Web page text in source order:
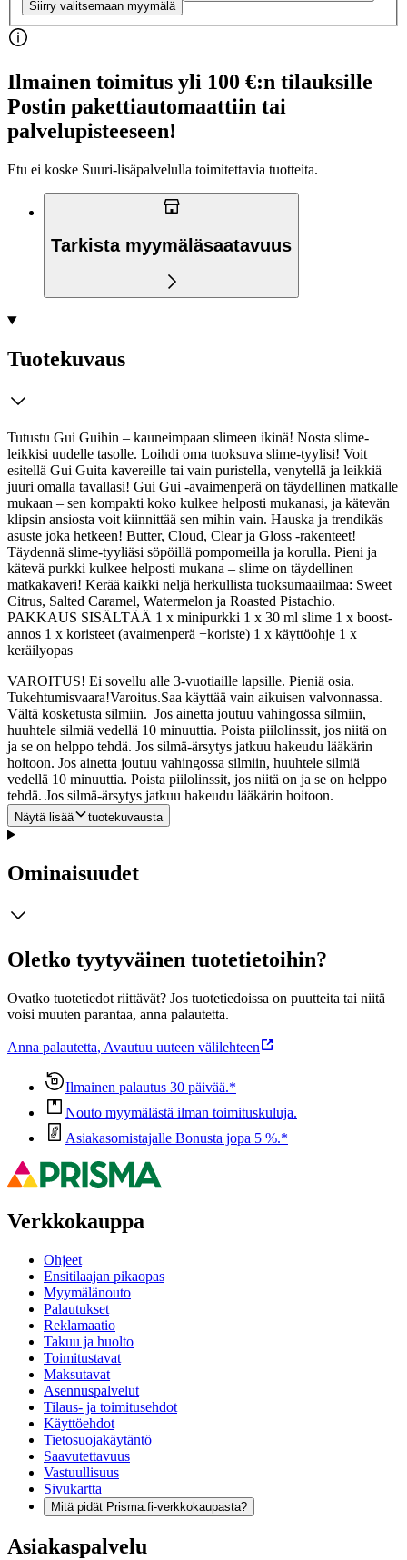
Siirry valitsemaan myymälä
Ilmainen toimitus yli 100 €:n tilauksille
Postin pakettiautomaattiin tai
palvelupisteeseen!
Etu ei koske Suuri‑lisäpalvelulla toimitettavia tuotteita.
Tarkista myymäläsaatavuus
Tuotekuvaus
Tutustu Gui Guihin – kauneimpaan slimeen ikinä! Nosta slime-
leikkisi uudelle tasolle. Loihdi oma tuoksuva slime-tyylisi! Voit
esitellä Gui Guita kavereille tai vain puristella, venytellä ja leikkiä
juuri omalla tavallasi! Gui Gui -avaimenperä on täydellinen matkalle
mukaan – sen kompakti koko kulkee helposti mukanasi, ja kätevän
klipsin ansiosta voit kiinnittää sen mihin vain. Hauska ja trendikäs
asuste joka hetkeen! Butter, Cloud, Clear ja Gloss -rakenteet!
Täydennä slime-tyyliäsi söpöillä pompomeilla ja korulla. Pieni ja
kätevä purkki kulkee helposti mukana – slime on täydellinen
matkakaveri! Kerää kaikki neljä herkullista tuoksumaailmaa: Sweet
Citrus, Salted Caramel, Watermelon ja Roasted Pistachio.
PAKKAUS SISÄLTÄÄ 1 x minipurkki 1 x 30 ml slime 1 x boost-
annos 1 x koristeet (avaimenperä +koriste) 1 x käyttöohje 1 x
keräilyopas
VAROITUS! Ei sovellu alle 3-vuotiaille lapsille. Pieniä osia.
Tukehtumisvaara!Varoitus.Saa käyttää vain aikuisen valvonnassa.
Vältä kosketusta silmiin. Jos ainetta joutuu vahingossa silmiin,
huuhtele silmiä vedellä 10 minuuttia. Poista piilolinssit, jos niitä on
ja se on helppo tehdä. Jos silmä-ärsytys jatkuu hakeudu lääkärin
hoitoon. Jos ainetta joutuu vahingossa silmiin, huuhtele silmiä
vedellä 10 minuuttia. Poista piilolinssit, jos niitä on ja se on helppo
tehdä. Jos silmä-ärsytys jatkuu hakeudu lääkärin hoitoon.
Näytä lisää tuotekuvausta
Ominaisuudet
Oletko tyytyväinen tuotetietoihin?
Ovatko tuotetiedot riittävät? Jos tuotetiedoissa on puutteita tai niitä
voisi muuten parantaa, anna palautetta.
Anna palautetta, Avautuu uuteen välilehteen
Ilmainen palautus 30 päivää.*
Nouto myymälästä ilman toimituskuluja.
Asiakasomistajalle Bonusta jopa 5 %.*
Verkkokauppa
Ohjeet
Ensitilaajan pikaopas
Myymälänouto
Palautukset
Reklamaatio
Takuu ja huolto
Toimitustavat
Maksutavat
Asennuspalvelut
Tilaus- ja toimitusehdot
Käyttöehdot
Tietosuojakäytäntö
Saavutettavuus
Vastuullisuus
Sivukartta
Mitä pidät Prisma.fi-verkkokaupasta?
Asiakaspalvelu